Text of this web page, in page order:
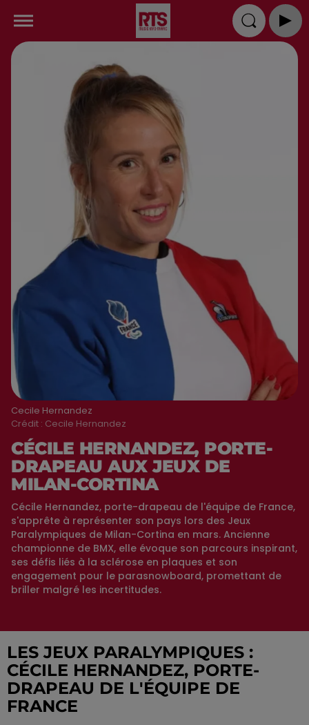
Cecile Hernandez
Crédit : Cecile Hernandez
CÉCILE HERNANDEZ, PORTE-
DRAPEAU AUX JEUX DE
MILAN-CORTINA
Cécile Hernandez, porte-drapeau de l'équipe de France,
s'apprête à représenter son pays lors des Jeux
Paralympiques de Milan-Cortina en mars. Ancienne
championne de BMX, elle évoque son parcours inspirant,
ses défis liés à la sclérose en plaques et son
engagement pour le parasnowboard, promettant de
briller malgré les incertitudes.
LES JEUX PARALYMPIQUES :
CÉCILE HERNANDEZ, PORTE-
DRAPEAU DE L'ÉQUIPE DE
FRANCE